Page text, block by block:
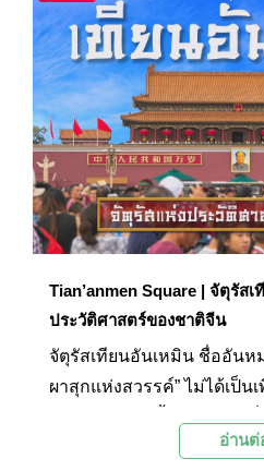
Tian’anmen Square | จัตุรัส
ประวัติศาสตร์ของชาติจีน
จัตุรัสเทียนอันเหมิน ชื่ออันห
ผาสุกแห่งสวรรค์” ไม่ได้เป็น
ในหน้าประวัติศาสตร์จีนหล
อ่านต่